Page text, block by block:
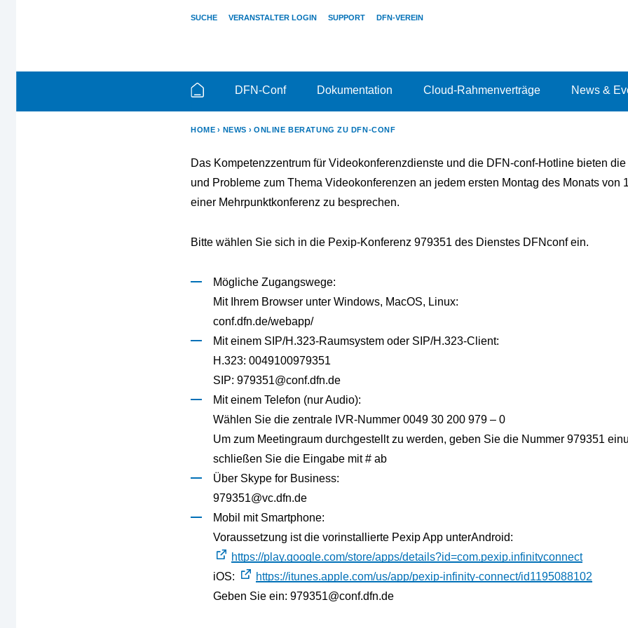
SUCHE VERANSTALTER LOGIN SUPPORT DFN-VEREIN
DFN-Conf Dokumentation Cloud-Rahmenverträge News &
HOME NEWS ONLINE BERATUNG ZU DFN-CONF
Das Kompetenzzentrum für Videokonferenzdienste und die DFN-conf-Hotline bieten
und Probleme zum Thema Videokonferenzen an jedem ersten Montag des Monats von
einer Mehrpunktkonferenz zu besprechen.
Bitte wählen Sie sich in die Pexip-Konferenz 979351 des Dienstes DFNconf ein.
Mögliche Zugangswege:
Mit Ihrem Browser unter Windows, MacOS, Linux:
conf.dfn.de/webapp/
Mit einem SIP/H.323-Raumsystem oder SIP/H.323-Client:
H.323: 0049100979351
SIP: 979351@conf.dfn.de
Mit einem Telefon (nur Audio):
Wählen Sie die zentrale IVR-Nummer 0049 30 200 979 – 0
Um zum Meetingraum durchgestellt zu werden, geben Sie die Nummer 979351
schließen Sie die Eingabe mit # ab
Über Skype for Business:
979351@vc.dfn.de
Mobil mit Smartphone:
Voraussetzung ist die vorinstallierte Pexip App unterAndroid:
https://play.google.com/store/apps/details?id=com.pexip.infinityconnect
iOS:
https://itunes.apple.com/us/app/pexip-infinity-connect/id1195088102
Geben Sie ein: 979351@conf.dfn.de